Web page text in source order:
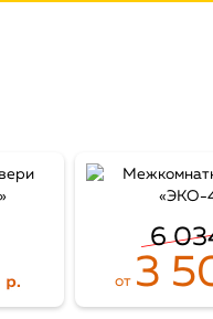
6
от 3